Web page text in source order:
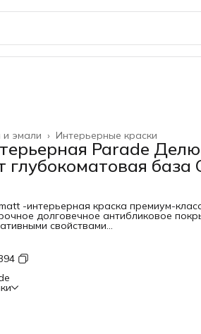
Интерьерные краски
и эмали ›
Parade
глубокоматовая база
-интерьерная краска премиум-
долговечное антибликовое
свойствами
и стойкость к мытью (1
позволяют надежно и надолго
покрытия, даже в условиях высоких
нагрузок. Краска с высокой
безопасностью, идеально подходит для
комнатах. Обладает удивительно
высокой укрывистостью,